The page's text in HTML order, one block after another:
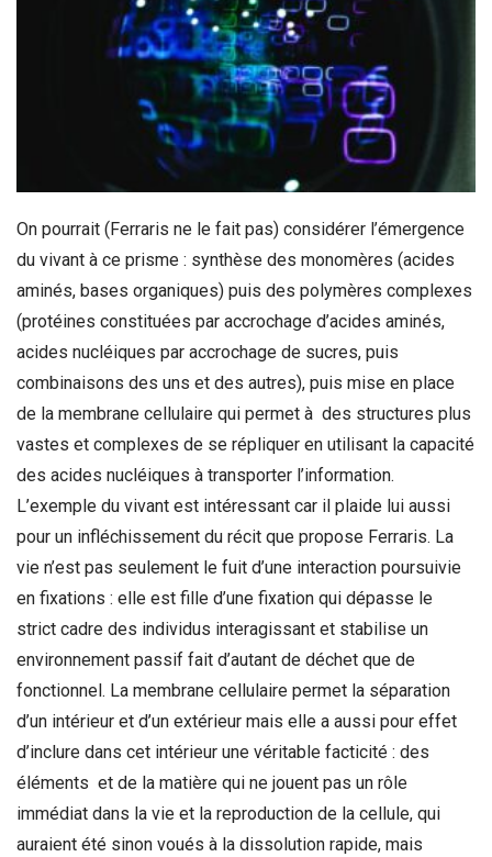
On pourrait (Ferraris ne le fait pas) considérer l’émergence
du vivant à ce prisme : synthèse des monomères (acides
aminés, bases organiques) puis des polymères complexes
(protéines constituées par accrochage d’acides aminés,
acides nucléiques par accrochage de sucres, puis
combinaisons des uns et des autres), puis mise en place
de la membrane cellulaire qui permet à des structures plus
vastes et complexes de se répliquer en utilisant la capacité
des acides nucléiques à transporter l’information.
L’exemple du vivant est intéressant car il plaide lui aussi
pour un infléchissement du récit que propose Ferraris. La
vie n’est pas seulement le fuit d’une interaction poursuivie
en fixations : elle est fille d’une fixation qui dépasse le
strict cadre des individus interagissant et stabilise un
environnement passif fait d’autant de déchet que de
fonctionnel. La membrane cellulaire permet la séparation
d’un intérieur et d’un extérieur mais elle a aussi pour effet
d’inclure dans cet intérieur une véritable facticité : des
éléments et de la matière qui ne jouent pas un rôle
immédiat dans la vie et la reproduction de la cellule, qui
auraient été sinon voués à la dissolution rapide, mais